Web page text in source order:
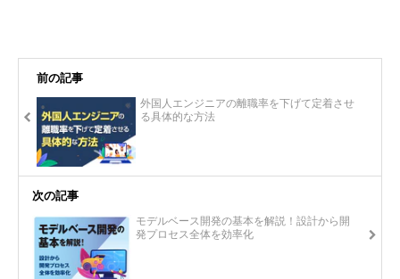
前の記事
外国人エンジニアの離職率を下げて定着させ
る具体的な方法
次の記事
モデルベース開発の基本を解説！設計から開
発プロセス全体を効率化